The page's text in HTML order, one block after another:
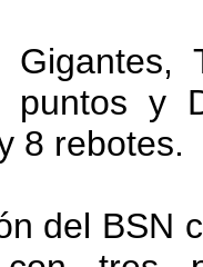
Gigantes,
puntos y
8 rebotes.
del BSN